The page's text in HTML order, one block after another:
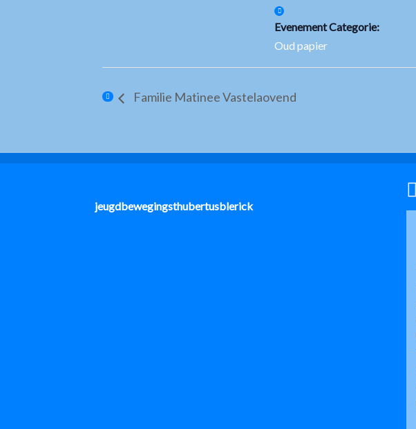
Evenement Categorie:
Oud papier
Familie Matinee Vastelaovend
jeugdbewegingsthubertusblerick